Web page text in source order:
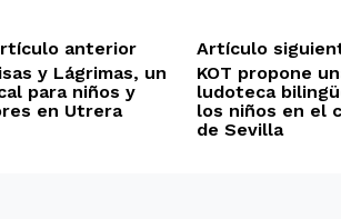
anterior
y Lágrimas, un
para niños y
en Utrera
Artículo
KOT propone
ludoteca
los niños en el
de Sevilla